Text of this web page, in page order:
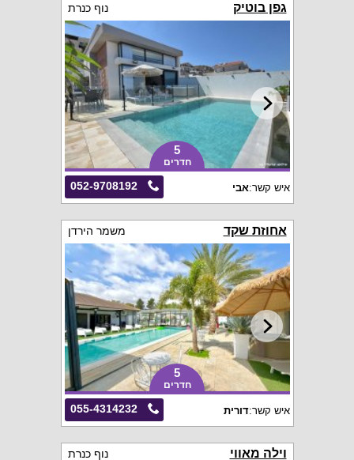
גפן בוטיק נוף כנרת
5
חדרים
052-9708192 איש קשר:אבי
אחוזת שקד משמר הירדן
5
חדרים
055-4314232 איש קשר:דורית
וילה מאווי נוף כנרת